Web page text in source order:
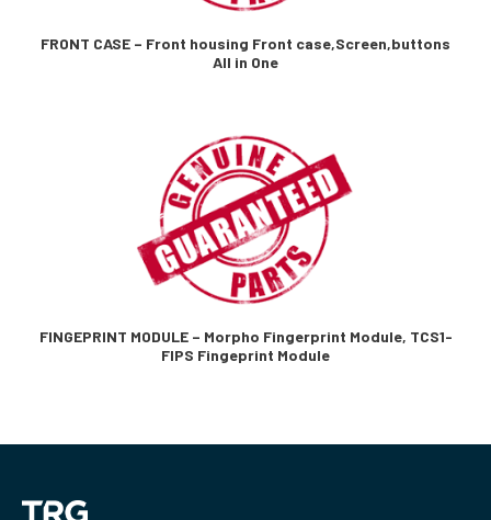
FRONT CASE – Front housing Front case,Screen,buttons
All in One
FINGEPRINT MODULE – Morpho Fingerprint Module, TCS1-
FIPS Fingeprint Module